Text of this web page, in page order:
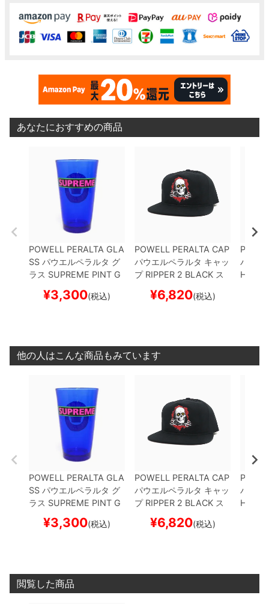
あなたにおすすめの商品
POWELL PERALTA GLA
SS パウエルペラルタ グ
ラス SUPREME PINT G
ケートボード スケボー
¥3,300(税込)
POWELL PERALTA CAP
パウエルペラルタ キャッ
プRIPPER 2 BLACK ス
¥6,820(税込)
パウエ
HIS
他の人はこんな商品もみています
POWELL PERALTA GLA
SS パウエルペラルタ グ
ラス SUPREME PINT G
LASS BLACKLIGHT
ケートボード スケボー
¥3,300(税込)
POWELL PERALTA CAP
パウエルペラルタ キャッ
プRIPPER 2 BLACK ス
ケートボード スケボー
¥6,820(税込)
パウエ
HIS
閲覧した商品